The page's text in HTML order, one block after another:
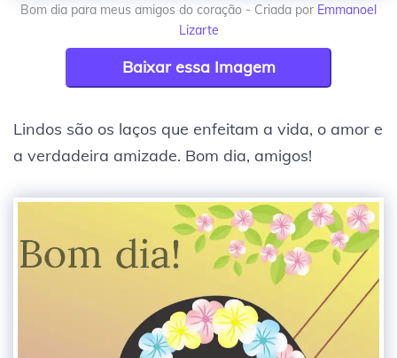
Bom dia para meus amigos do coração - Criada por Emmanoel
Lizarte
Baixar essa Imagem
Lindos são os laços que enfeitam a vida, o amor e
a verdadeira amizade. Bom dia, amigos!